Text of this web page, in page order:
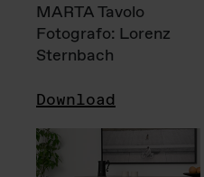
MARTA Tavolo
Fotografo: Lorenz
Sternbach
Download